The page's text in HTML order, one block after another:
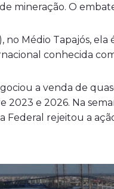
mineração. O
no Médio Tapajós,
conhecida
a venda de
2023 e 2026. Na
Federal rejeitou a